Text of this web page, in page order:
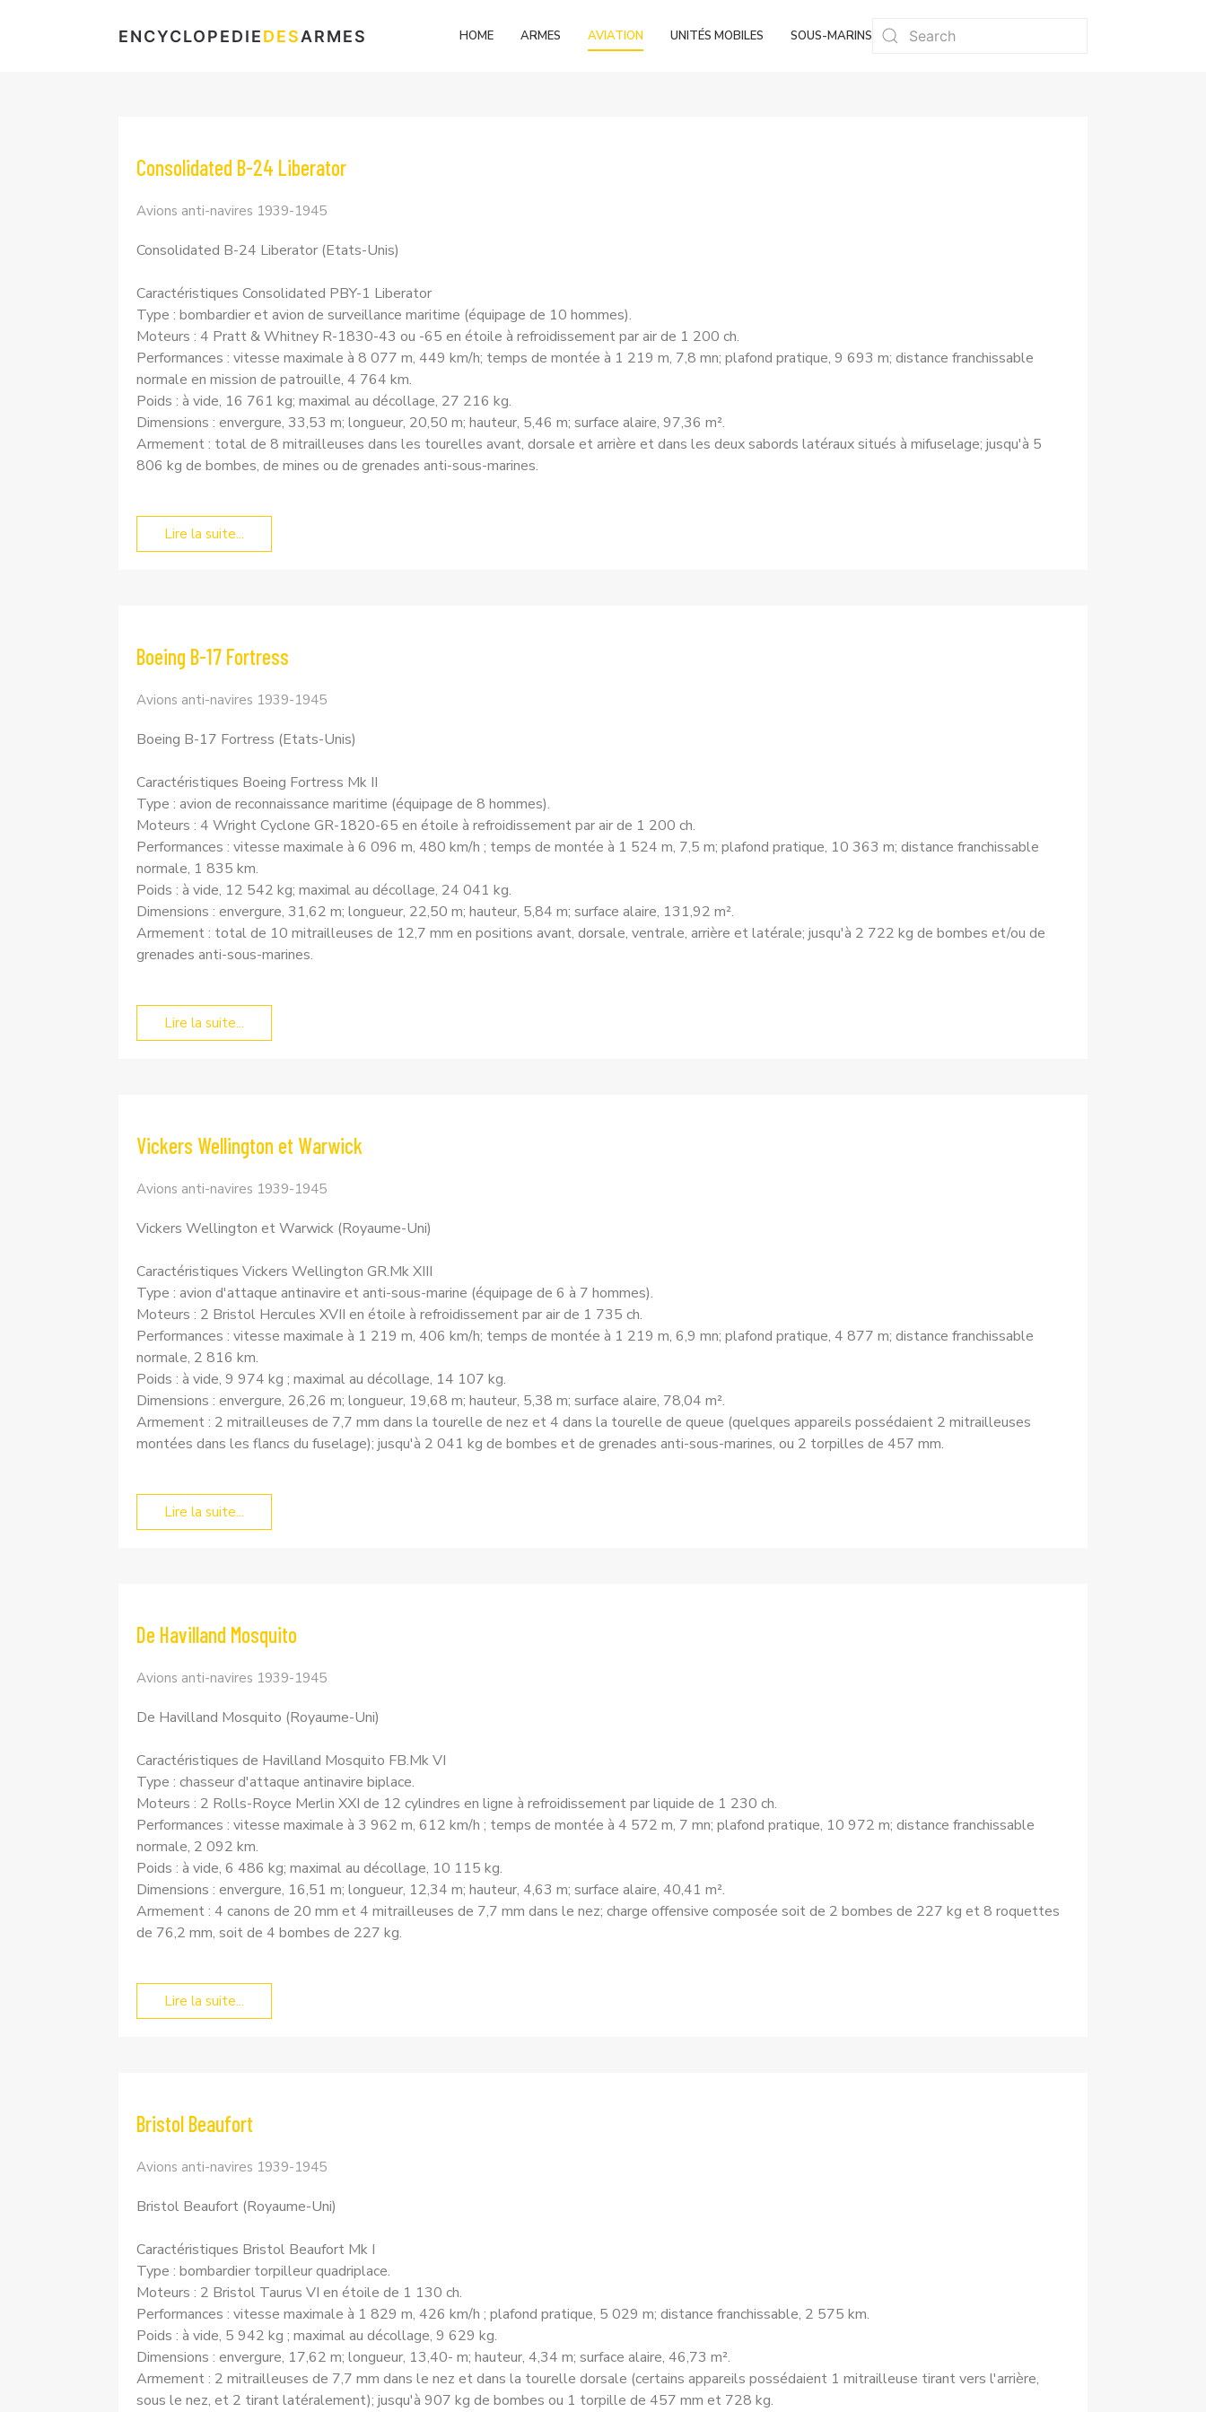
ENCYCLOPEDIEDESARMES HOME ARMES AVIATION UNITÉS MOBILES SOUS-MARINS
Consolidated B-24 Liberator
Avions anti-navires 1939-1945
Consolidated B-24 Liberator (Etats-Unis)
Caractéristiques Consolidated PBY-1 Liberator
Type : bombardier et avion de surveillance maritime (équipage de 10 hommes).
Moteurs : 4 Pratt & Whitney R-1830-43 ou -65 en étoile à refroidissement par air de 1 200 ch.
Performances : vitesse maximale à 8 077 m, 449 km/h; temps de montée à 1 219 m, 7,8 mn; plafond pratique, 9 693 m; distance franchissable
normale en mission de patrouille, 4 764 km.
Poids : à vide, 16 761 kg; maximal au décollage, 27 216 kg.
Dimensions : envergure, 33,53 m; longueur, 20,50 m; hauteur, 5,46 m; surface alaire, 97,36 m².
Armement : total de 8 mitrailleuses dans les tourelles avant, dorsale et arrière et dans les deux sabords latéraux situés à mi­fuselage; jusqu'à 5
806 kg de bombes, de mines ou de grenades anti-sous-marines.
Lire la suite...
Boeing B-17 Fortress
Avions anti-navires 1939-1945
Boeing B-17 Fortress (Etats-Unis)
Caractéristiques Boeing Fortress Mk II
Type : avion de reconnaissance maritime (équipage de 8 hommes).
Moteurs : 4 Wright Cyclone GR-1820-65 en étoile à refroidissement par air de 1 200 ch.
Performances : vitesse maximale à 6 096 m, 480 km/h ; temps de montée à 1 524 m, 7,5 m; plafond pratique, 10 363 m; distance franchissable
normale, 1 835 km.
Poids : à vide, 12 542 kg; maximal au décollage, 24 041 kg.
Dimensions : envergure, 31,62 m; longueur, 22,50 m; hauteur, 5,84 m; surface alaire, 131,92 m².
Armement : total de 10 mitrailleuses de 12,7 mm en positions avant, dorsale, ventrale, arrière et latérale; jusqu'à 2 722 kg de bombes et/ou de
grenades anti-sous-marines.
Lire la suite...
Vickers Wellington et Warwick
Avions anti-navires 1939-1945
Vickers Wellington et Warwick (Royaume-Uni)
Caractéristiques Vickers Wellington GR.Mk XIII
Type : avion d'attaque antinavire et anti-sous-marine (équipage de 6 à 7 hommes).
Moteurs : 2 Bristol Hercules XVII en étoile à refroidissement par air de 1 735 ch.
Performances : vitesse maximale à 1 219 m, 406 km/h; temps de montée à 1 219 m, 6,9 mn; plafond pratique, 4 877 m; distance franchissable
normale, 2 816 km.
Poids : à vide, 9 974 kg ; maximal au décollage, 14 107 kg.
Dimensions : envergure, 26,26 m; longueur, 19,68 m; hauteur, 5,38 m; surface alaire, 78,04 m².
Armement : 2 mitrailleuses de 7,7 mm dans la tourelle de nez et 4 dans la tourelle de queue (quelques appareils possédaient 2 mitrailleuses
montées dans les flancs du fuselage); jusqu'à 2 041 kg de bombes et de grenades anti-sous-marines, ou 2 torpilles de 457 mm.
Lire la suite...
De Havilland Mosquito
Avions anti-navires 1939-1945
De Havilland Mosquito (Royaume-Uni)
Caractéristiques de Havilland Mosquito FB.Mk VI
Type : chasseur d'attaque antinavire biplace.
Moteurs : 2 Rolls-Royce Merlin XXI de 12 cylindres en ligne à refroidissement par liquide de 1 230 ch.
Performances : vitesse maximale à 3 962 m, 612 km/h ; temps de montée à 4 572 m, 7 mn; plafond pratique, 10 972 m; distance franchissable
normale, 2 092 km.
Poids : à vide, 6 486 kg; maximal au décollage, 10 115 kg.
Dimensions : envergure, 16,51 m; longueur, 12,34 m; hauteur, 4,63 m; surface alaire, 40,41 m².
Armement : 4 canons de 20 mm et 4 mitrailleuses de 7,7 mm dans le nez; charge offensive composée soit de 2 bombes de 227 kg et 8 roquettes
de 76,2 mm, soit de 4 bombes de 227 kg.
Lire la suite...
Bristol Beaufort
Avions anti-navires 1939-1945
Bristol Beaufort (Royaume-Uni)
Caractéristiques Bristol Beaufort Mk I
Type : bombardier torpilleur quadriplace.
Moteurs : 2 Bristol Taurus VI en étoile de 1 130 ch.
Performances : vitesse maximale à 1 829 m, 426 km/h ; plafond pratique, 5 029 m; distance franchissable, 2 575 km.
Poids : à vide, 5 942 kg ; maximal au décollage, 9 629 kg.
Dimensions : envergure, 17,62 m; longueur, 13,40- m; hauteur, 4,34 m; surface alaire, 46,73 m².
Armement : 2 mitrailleuses de 7,7 mm dans le nez et dans la tourelle dorsale (certains appareils possédaient 1 mitrailleuse tirant vers l'arrière,
sous le nez, et 2 tirant latéralement); jusqu'à 907 kg de bombes ou 1 torpille de 457 mm et 728 kg.